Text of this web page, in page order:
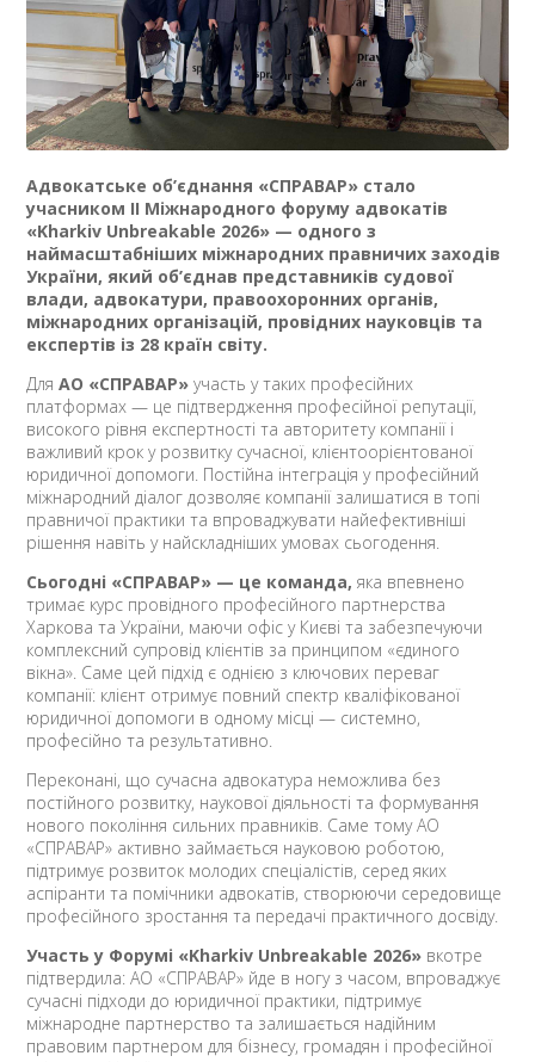
Адвокатське об’єднання «СПРАВАР» стало
учасником ІІ Міжнародного форуму адвокатів
«Kharkiv Unbreakable 2026» — одного з
наймасштабніших міжнародних правничих заходів
України, який об’єднав представників судової
влади, адвокатури, правоохоронних органів,
міжнародних організацій, провідних науковців та
експертів із 28 країн світу.
ДляАО «СПРАВАР» участь у таких професійних
платформах — це підтвердження професійної репутації,
високого рівня експертності та авторитету компанії і
важливий крок у розвитку сучасної, клієнтоорієнтованої
юридичної допомоги. Постійна інтеграція у професійний
міжнародний діалог дозволяє компанії залишатися в топі
правничої практики та впроваджувати найефективніші
рішення навіть у найскладніших умовах сьогодення.
Сьогодні «СПРАВАР» — це команда, яка впевнено
тримає курс провідного професійного партнерства
Харкова та України, маючи офіс у Києві та забезпечуючи
комплексний супровід клієнтів за принципом «єдиного
вікна». Саме цей підхід є однією з ключових переваг
компанії: клієнт отримує повний спектр кваліфікованої
юридичної допомоги в одному місці — системно,
професійно та результативно.
Переконані, що сучасна адвокатура неможлива без
постійного розвитку, наукової діяльності та формування
нового покоління сильних правників. Саме тому АО
«СПРАВАР» активно займається науковою роботою,
підтримує розвиток молодих спеціалістів, серед яких
аспіранти та помічники адвокатів, створюючи середовище
професійного зростання та передачі практичного досвіду.
Участь у Форумі «Kharkiv Unbreakable 2026» вкотре
підтвердила: АО «СПРАВАР» йде в ногу з часом, впроваджує
сучасні підходи до юридичної практики, підтримує
міжнародне партнерство та залишається надійним
правовим партнером для бізнесу, громадян і професійної